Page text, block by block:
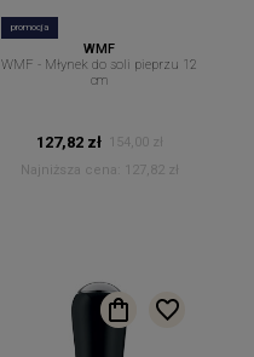
promocja
WMF
WMF - Młynek do soli pieprzu 12
cm
127,82 zł
154,00 zł
Najniższa cena:
127,82 zł